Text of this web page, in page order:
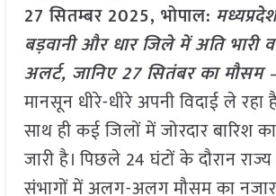
27 सितम्बर 2025, भोपाल:
बड़वानी और धार जिले में अति भारी
अलर्ट, जानिए 27 सितंबर का मौसम
मानसून धीरे-धीरे अपनी विदाई ले
साथ ही कई जिलों में जोरदार बारिश
जारी है। पिछले 24 घंटों के दौरान
संभागों में अलग-अलग मौसम का